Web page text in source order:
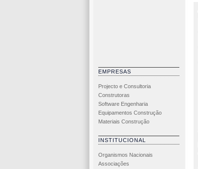
EMPRESAS
Projecto e Consultoria
Construtoras
Software Engenharia
Equipamentos Construção
Materiais Construção
INSTITUCIONAL
Organismos Nacionais
Associações